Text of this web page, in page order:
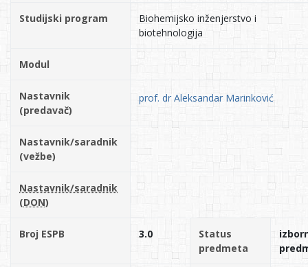
Studijski program
Biohemijsko inženjerstvo i
biotehnologija
Modul
Nastavnik
(predavač)
prof. dr Aleksandar Marinković
Nastavnik/saradnik
(vežbe)
Nastavnik/saradnik
(DON)
Broj ESPB 3.0
Status
predmeta